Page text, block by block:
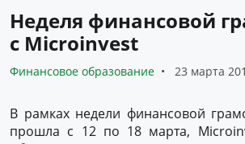
О компании
Неделя финансовой
с Microinvest
Финансовое образование 23 марта
В рамках недели финансовой
прошла с 12 по 18 марта,